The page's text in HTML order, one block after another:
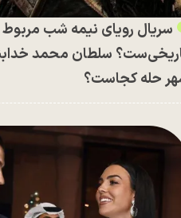
سریال رویای نیمه شب مربوط
سلطان محمد
حله کجاست؟